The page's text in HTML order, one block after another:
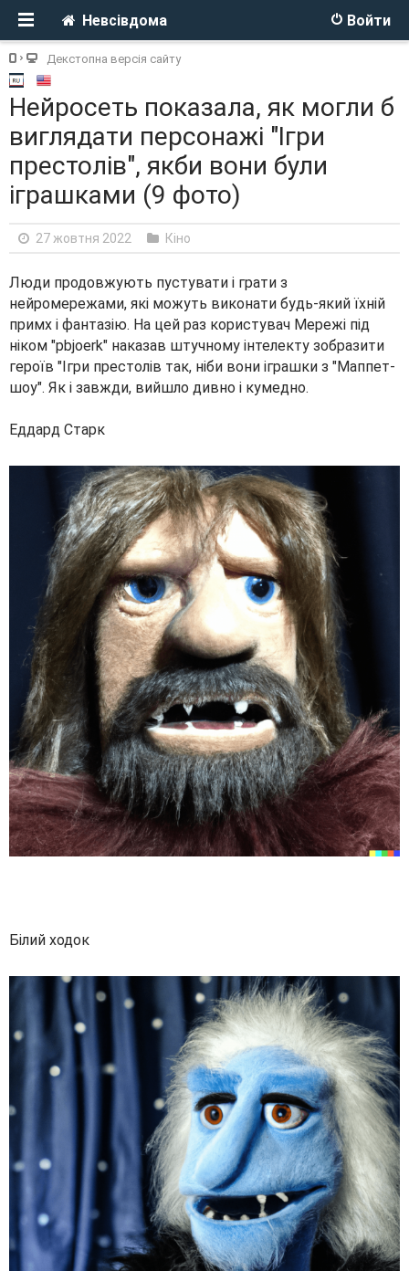
Войти
Невсівдома
Декстопна версія сайту
Нейросеть показала, як могли б
виглядати персонажі "Ігри
престолів", якби вони були
іграшками (9 фото)
27 жовтня 2022 Кіно
Люди продовжують пустувати і грати з
нейромережами, які можуть виконати будь-який їхній
примх і фантазію. На цей раз користувач Мережі під
ніком "pbjoerk" наказав штучному інтелекту зобразити
героїв "Ігри престолів так, ніби вони іграшки з "Маппет-
шоу". Як і завжди, вийшло дивно і кумедно.
Еддард Старк
Білий ходок